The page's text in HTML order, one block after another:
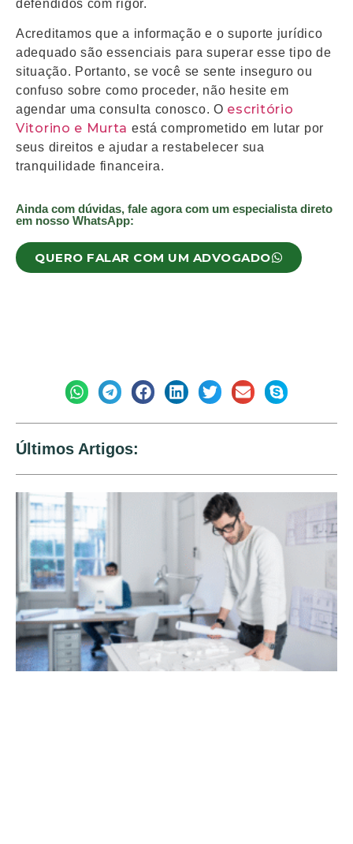
defendidos com rigor.
Acreditamos que a informação e o suporte jurídico
adequado são essenciais para superar esse tipo de
situação. Portanto, se você se sente inseguro ou
confuso sobre como proceder, não hesite em
agendar uma consulta conosco. O escritório
Vitorino e Murta está comprometido em lutar por
seus direitos e ajudar a restabelecer sua
tranquilidade financeira.
Ainda com dúvidas, fale agora com um especialista direto
em nosso WhatsApp:
QUERO FALAR COM UM ADVOGADO
Últimos Artigos: